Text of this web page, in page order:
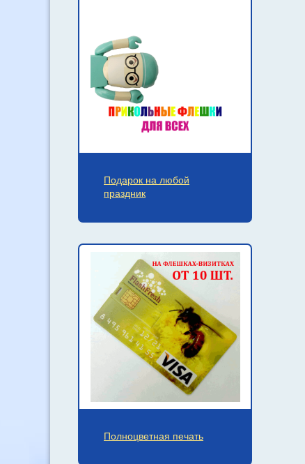
Подарок на любой
праздник
Полноцветная печать